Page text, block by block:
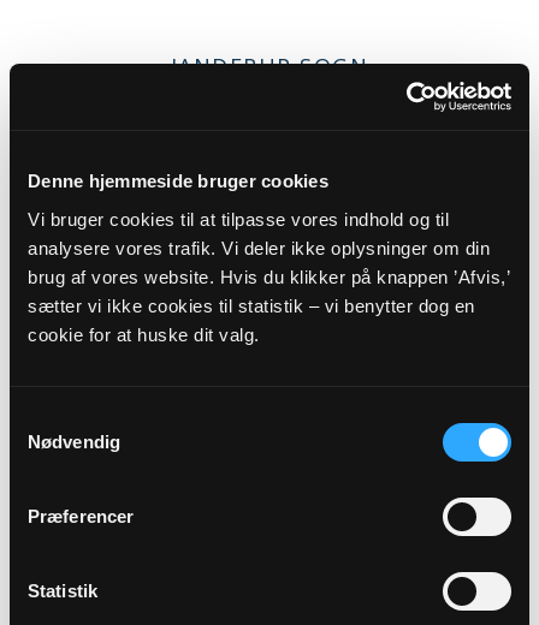
Denne hjemmeside bruger cookies
Vi bruger cookies til at tilpasse vores indhold og til
analysere vores trafik. Vi deler ikke oplysninger om din
brug af vores website. Hvis du klikker på knappen ’Afvis,’
sætter vi ikke cookies til statistik – vi benytter dog en
cookie for at huske dit valg.
Nødvendig
Præferencer
Statistik
JANDERUP SOGN
Myndighedsoplysninger
Sognekode: 8874
Pastorat: Alslev-Janderup-Billum Pastorat
Kommune: Varde Kommune (573)
Varde Provsti